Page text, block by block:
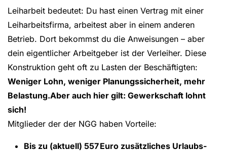
Leiharbeit bedeutet: Du hast einen Vertrag mit einer
Leiharbeitsfirma, arbeitest aber in einem anderen
Betrieb. Dort bekommst du die Anweisungen – aber
dein eigentlicher Arbeitgeber ist der Verleiher. Diese
Konstruktion geht oft zu Lasten der Beschäftigten:
Weniger Lohn, weniger Planungssicherheit, mehr
Belastung.Aber auch hier gilt: Gewerkschaft lohnt
sich!
Mitglieder der der NGG haben Vorteile:
Bis zu (aktuell) 557 Euro zusätzliches Urlaubs-